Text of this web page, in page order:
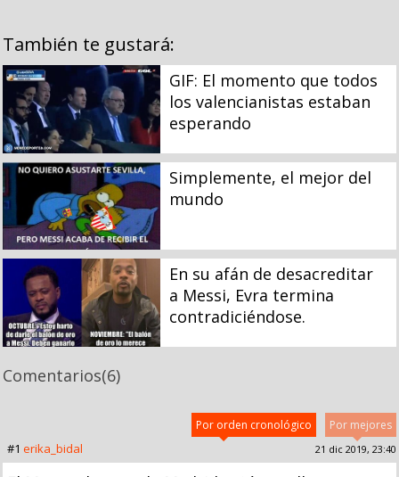
También te gustará:
GIF: El momento que todos
los valencianistas estaban
esperando
Simplemente, el mejor del
mundo
En su afán de desacreditar
a Messi, Evra termina
contradiciéndose.
Comentarios(6)
Por mejores
Por orden cronológico
#1 erika_bidal 21 dic 2019, 23:40